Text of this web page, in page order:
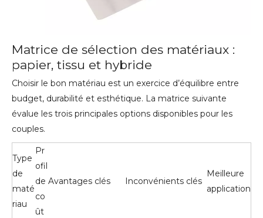
Matrice de sélection des matériaux :
papier, tissu et hybride
Choisir le bon matériau est un exercice d’équilibre entre
budget, durabilité et esthétique. La matrice suivante
évalue les trois principales options disponibles pour les
couples.
Type
de
maté
riau
Pr
ofil
de
co
ût
Avantages clés Inconvénients clés
Meilleure
application